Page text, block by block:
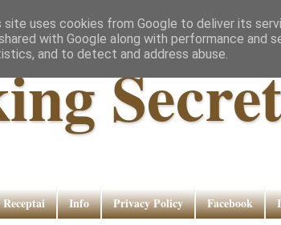
Receptai Info Privacy Policy Facebook
site uses cookies from Google to deliver its
with Google along with performance and
and to detect and address abuse.